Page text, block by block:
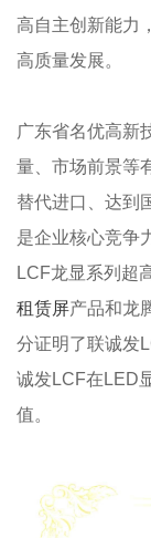
高自主创新能力
高质量发展。
广东省名优高新
量、市场前景等
替代进口、达到
是企业核心竞争
LCF龙显系列超
租赁屏产品和龙
分证明了联诚发
诚发LCF在LED
值。